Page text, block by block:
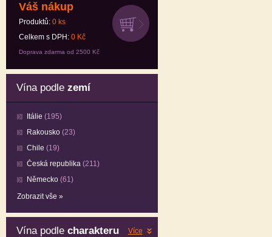
Váš nákup
Produktů: 0ks
Celkem s DPH: 0Kč
Doprava zdarma od 2500 Kč
Vína podle zemí
Itálie (195)
Rakousko (23)
Chile (19)
Česká republika (211)
Německo (61)
Zobrazit vše »
Více
Vína podle charakteru